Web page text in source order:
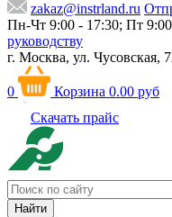
zakaz@instrland.ru
Пн-Чт 9:00 - 17:30; Пт
руководству
г. Москва, ул. Чусовская,
0 Корзина 0.00 руб
Скачать прайс